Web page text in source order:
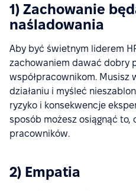
1) Zachowanie
naśladowania
Aby być świetnym liderem
zachowaniem dawać dobry
współpracownikom. Musisz
działaniu i myśleć
ryzyko i konsekwencje
sposób możesz osiągnąć to,
pracowników.
2) Empatia